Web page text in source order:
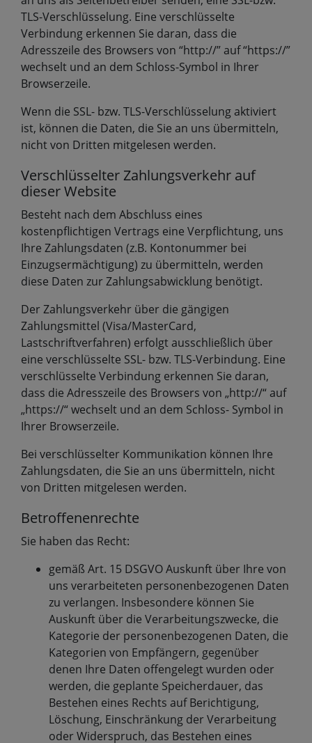
TLS-Verschlüsselung. Eine verschlüsselte
Verbindung erkennen Sie daran, dass die
Adresszeile des Browsers von “http://” auf “https://”
wechselt und an dem Schloss-Symbol in Ihrer
Browserzeile.
Wenn die SSL- bzw. TLS-Verschlüsselung aktiviert
ist, können die Daten, die Sie an uns übermitteln,
nicht von Dritten mitgelesen werden.
Verschlüsselter Zahlungsverkehr auf
dieser Website
Besteht nach dem Abschluss eines
kostenpflichtigen Vertrags eine Verpflichtung, uns
Ihre Zahlungsdaten (z.B. Kontonummer bei
Einzugsermächtigung) zu übermitteln, werden
diese Daten zur Zahlungsabwicklung benötigt.
Der Zahlungsverkehr über die gängigen
Zahlungsmittel (Visa/MasterCard,
Lastschriftverfahren) erfolgt ausschließlich über
eine verschlüsselte SSL- bzw. TLS-Verbindung. Eine
verschlüsselte Verbindung erkennen Sie daran,
dass die Adresszeile des Browsers von „http://“ auf
„https://“ wechselt und an dem Schloss- Symbol in
Ihrer Browserzeile.
Bei verschlüsselter Kommunikation können Ihre
Zahlungsdaten, die Sie an uns übermitteln, nicht
von Dritten mitgelesen werden.
Betroffenenrechte
Sie haben das Recht:
gemäß Art. 15 DSGVO Auskunft über Ihre von
uns verarbeiteten personenbezogenen Daten
zu verlangen. Insbesondere können Sie
Auskunft über die Verarbeitungszwecke, die
Kategorie der personenbezogenen Daten, die
Kategorien von Empfängern, gegenüber
denen Ihre Daten offengelegt wurden oder
werden, die geplante Speicherdauer, das
Bestehen eines Rechts auf Berichtigung,
Löschung, Einschränkung der Verarbeitung
oder Widerspruch, das Bestehen eines